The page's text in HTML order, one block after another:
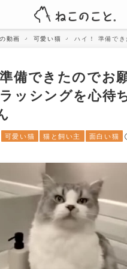
動画 可愛い猫 ハイ！ 準備で
備できたのでお
ッシングを心待
可愛い猫 猫と飼い主 面白い猫